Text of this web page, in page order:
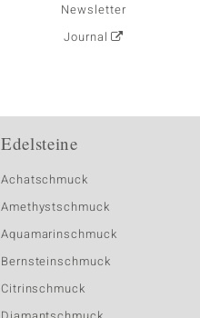
Newsletter
Journal
Edelsteine
Achatschmuck
Amethystschmuck
Aquamarinschmuck
Bernsteinschmuck
Citrinschmuck